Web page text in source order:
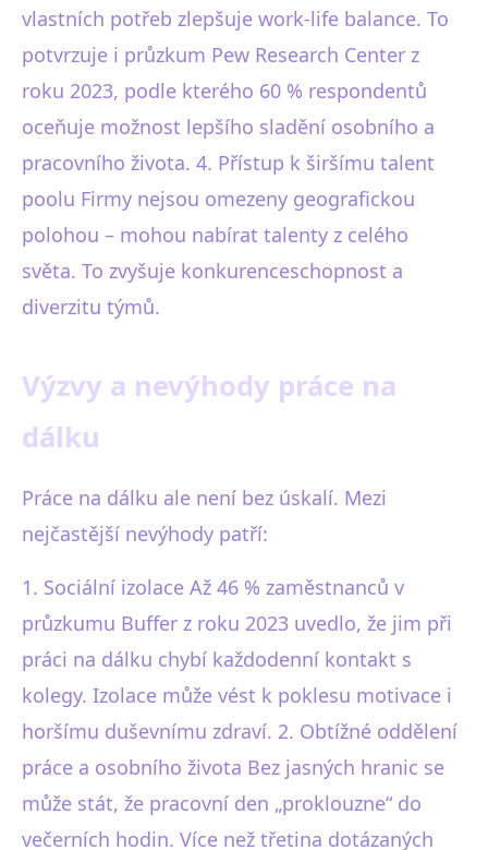
vlastních potřeb zlepšuje work-life balance. To
potvrzuje i průzkum Pew Research Center z
roku 2023, podle kterého 60 % respondentů
oceňuje možnost lepšího sladění osobního a
pracovního života. 4. Přístup k širšímu talent
poolu Firmy nejsou omezeny geografickou
polohou – mohou nabírat talenty z celého
světa. To zvyšuje konkurenceschopnost a
diverzitu týmů.
Výzvy a nevýhody práce na
dálku
Práce na dálku ale není bez úskalí. Mezi
nejčastější nevýhody patří:
1. Sociální izolace Až 46 % zaměstnanců v
průzkumu Buffer z roku 2023 uvedlo, že jim při
práci na dálku chybí každodenní kontakt s
kolegy. Izolace může vést k poklesu motivace i
horšímu duševnímu zdraví. 2. Obtížné oddělení
práce a osobního života Bez jasných hranic se
může stát, že pracovní den „proklouzne“ do
večerních hodin. Více než třetina dotázaných